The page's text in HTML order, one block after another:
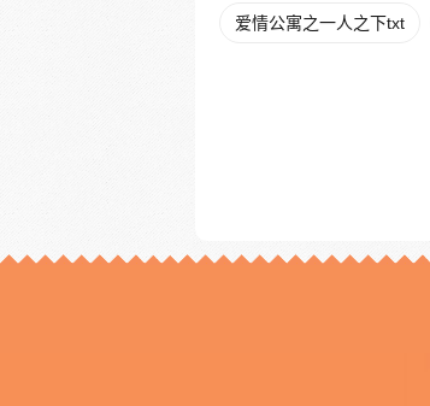
爱情公寓之一人之下txt